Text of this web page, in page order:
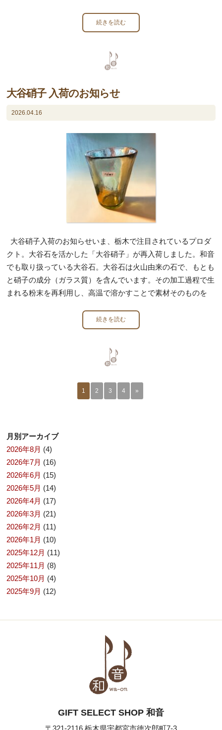
続きを読む
大谷硝子 入荷のお知らせ
2026.04.16
大谷硝子入荷のお知らせいま、栃木で注目されているプロダ
クト。大谷石を活かした「大谷硝子」が再入荷しました。和音
でも取り扱っている大谷石。大谷石は火山由来の石で、もとも
と硝子の成分（ガラス質）を含んでいます。その加工過程で生
まれる粉末を再利用し、高温で溶かすことで素材そのものを
続きを読む
1 2 3 4 »
月別アーカイブ
2026年8月 (4)
2026年7月 (16)
2026年6月 (15)
2026年5月 (14)
2026年4月 (17)
2026年3月 (21)
2026年2月 (11)
2026年1月 (10)
2025年12月 (11)
2025年11月 (8)
2025年10月 (4)
2025年9月 (12)
GIFT SELECT SHOP 和音
〒321-2116 栃木県宇都宮市徳次郎町7-3